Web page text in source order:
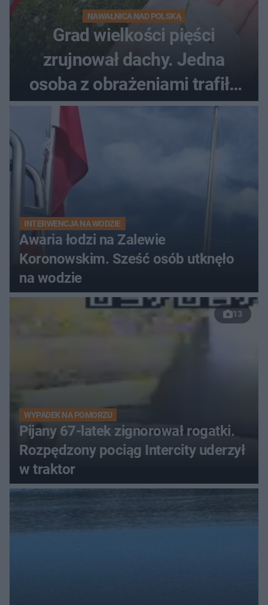
NAWAŁNICA NAD POLSKĄ
Grad wielkości pięści
zrujnował dachy. Jedna
osoba z obrażeniami trafiła
do szpitala
INTERWENCJA NA WODZIE
Awaria łodzi na Zalewie
Koronowskim. Sześć osób utknęło
na wodzie
13
WYPADEK NA POMORZU
Pijany 67-latek zignorował rogatki.
Rozpędzony pociąg Intercity uderzył
w traktor